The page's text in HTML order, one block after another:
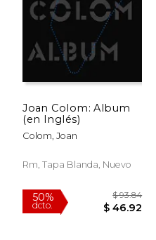
Joan Colom: Album
(en Inglés)
Colom, Joan
Rm, Tapa Blanda, Nuevo